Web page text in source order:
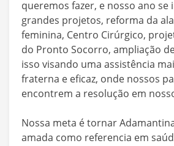
queremos fazer, e nosso ano se
grandes projetos, reforma da
feminina, Centro Cirúrgico,
do Pronto Socorro, ampliação
isso visando uma assistência
fraterna e eficaz, onde nossos
encontrem a resolução em
Nossa meta é tornar
amada como referencia em